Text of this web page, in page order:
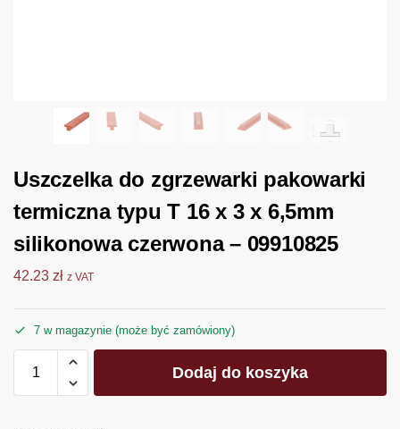
Uszczelka do zgrzewarki pakowarki
termiczna typu T 16 x 3 x 6,5mm
silikonowa czerwona – 09910825
42.23 zł z VAT
7 w magazynie (może być zamówiony)
Dodaj do koszyka